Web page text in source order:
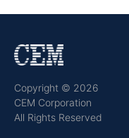
Copyright © 2026
CEM Corporation
All Rights Reserved